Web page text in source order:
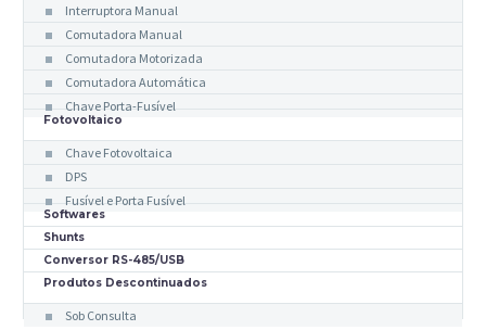
Interruptora Manual
Comutadora Manual
Comutadora Motorizada
Comutadora Automática
Chave Porta-Fusível
Fotovoltaico
Chave Fotovoltaica
DPS
Fusível e Porta Fusível
Softwares
Shunts
Conversor RS-485/USB
Produtos Descontinuados
Sob Consulta